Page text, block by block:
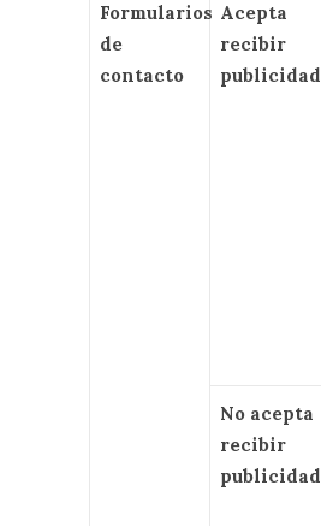
Formularios
de
contacto
Acepta
recibir
publicidad
No acepta
recibir
publicidad